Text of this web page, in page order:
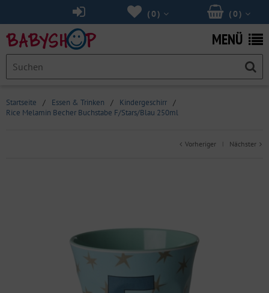
(0 )
(0 )
MENÜ
Startseite / Essen & Trinken / Kindergeschirr /
Rice Melamin Becher Buchstabe F/Stars/Blau 250ml
Vorheriger | Nächster